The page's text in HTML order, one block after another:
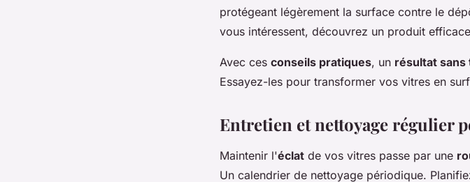
protégeant légèrement la surface contre le
vous intéressent, découvrez un produit
Avec ces conseils pratiques, un résultat sans
Essayez-les pour transformer vos vitres en
Entretien et nettoyage régulier
Maintenir l'éclat de vos vitres passe par une
Un calendrier de nettoyage périodique.